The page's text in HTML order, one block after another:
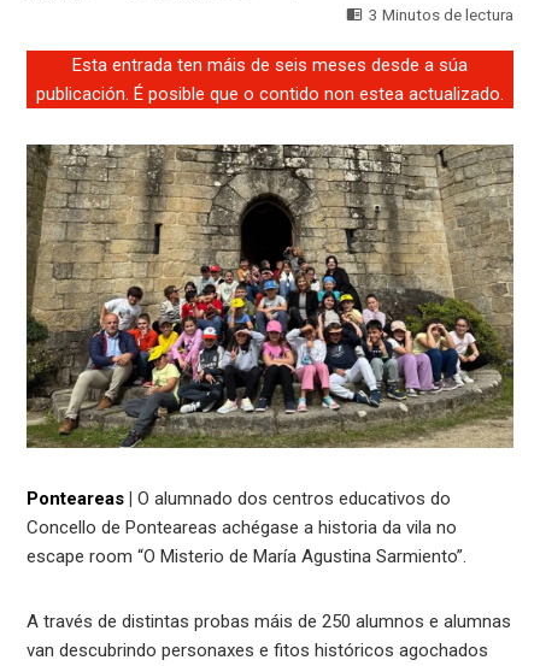
3 Minutos de lectura
Esta entrada ten máis de seis meses desde a súa
publicación. É posible que o contido non estea actualizado.
Ponteareas | O alumnado dos centros educativos do
Concello de Ponteareas achégase a historia da vila no
escape room “O Misterio de María Agustina Sarmiento”.
A través de distintas probas máis de 250 alumnos e alumnas
van descubrindo personaxes e fitos históricos agochados